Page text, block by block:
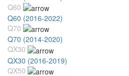
Q60
Q60 (2016-2022)
Q70
Q70 (2014-2020)
QX30
QX30 (2016-2019)
QX50